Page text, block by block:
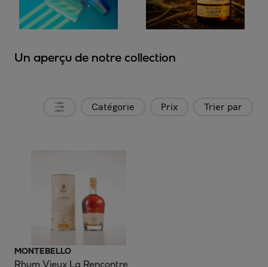
Un aperçu de notre collection
Catégorie Prix Trier par
MONTEBELLO
Rhum Vieux La Rencontre